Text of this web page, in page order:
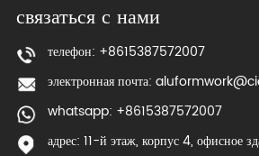
связаться с нами
телефон: +8615387572007
электронная почта:
whatsapp: +8615387572007
адрес: 11-й этаж, корпус 4, офисное